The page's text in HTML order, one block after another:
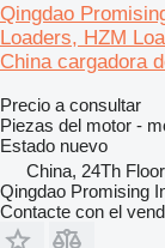
Qingdao
Loaders, HZM
China cargadora
Precio a consultar
Piezas del motor -
Estado nuevo
China, 24Th
Qingdao Promising
Contacte con el